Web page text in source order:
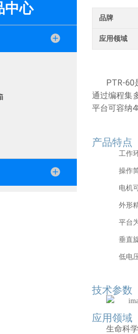
中心
品牌
应用领域
PTR-60
通过编程集
平台可容纳
产品特点
工作
操作
电机
外形
平台
垂直
低电
技术参数
应用领域
生命科